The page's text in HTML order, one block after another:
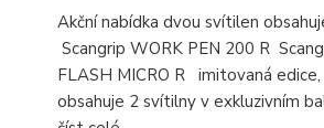
Akční nabídka dvou svítilen
Scangrip WORK PEN 200 R
FLASH MICRO R imitovaná edice,
obsahuje 2 svítilny v exkluzivním